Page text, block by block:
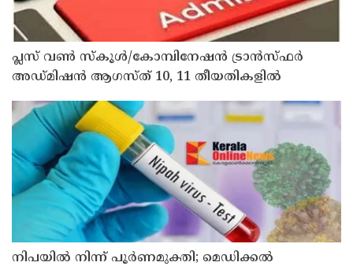
പ്ലസ് വൺ സ്‌കൂൾ/കോമ്പിനേഷൻ ട്രാൻസ്ഫർ
അഡ്മിഷൻ ആഗസ്ത് 10, 11 തീയതികളിൽ
നിപയിൽ നിന്ന് പൂർണമുക്തി; മെഡിക്കൽ